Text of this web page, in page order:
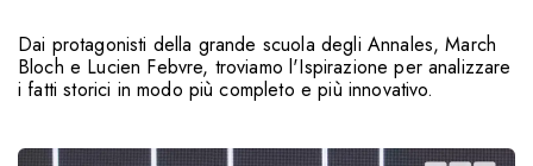
Dai protagonisti della grande scuola degli Annales, March
Bloch e Lucien Febvre, troviamo l'Ispirazione per analizzare
i fatti storici in modo più completo e più innovativo.